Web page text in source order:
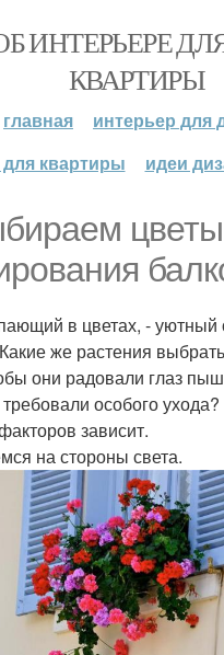
ИНТЕРЬЕРЕ
КВАРТИРЫ
главная
интерьер для
квартиры
идеи
в цветах, - уютный
же растения
они радовали глаз
особого
зависит.
на стороны света.